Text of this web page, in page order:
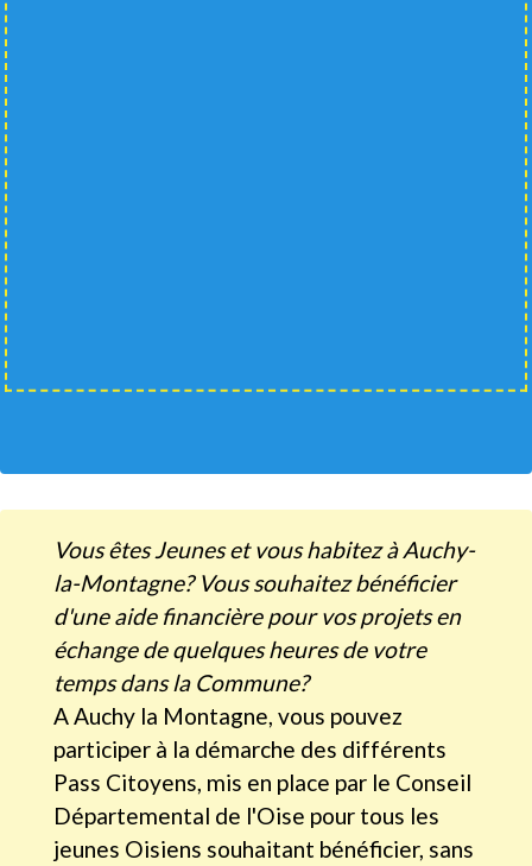
Vous êtes Jeunes et vous habitez à Auchy-
la-Montagne? Vous souhaitez bénéficier
d'une aide financière pour vos projets en
échange de quelques heures de votre
temps dans la Commune?
A Auchy la Montagne, vous pouvez
participer à la démarche des différents
Pass Citoyens, mis en place par le Conseil
Départemental de l'Oise pour tous les
jeunes Oisiens souhaitant bénéficier, sans